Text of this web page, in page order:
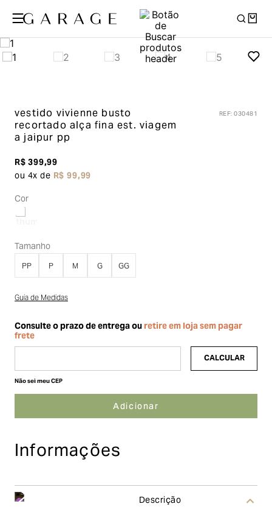
vestido vivienne busto
recortado alça fina est. viagem
a jaipur pp
REF:030481
R$399,99
ou 4x de R$99,99
Cor
Tamanho
PP P M G GG
Guia de Medidas
Não sei meu CEP
Informações
Descrição